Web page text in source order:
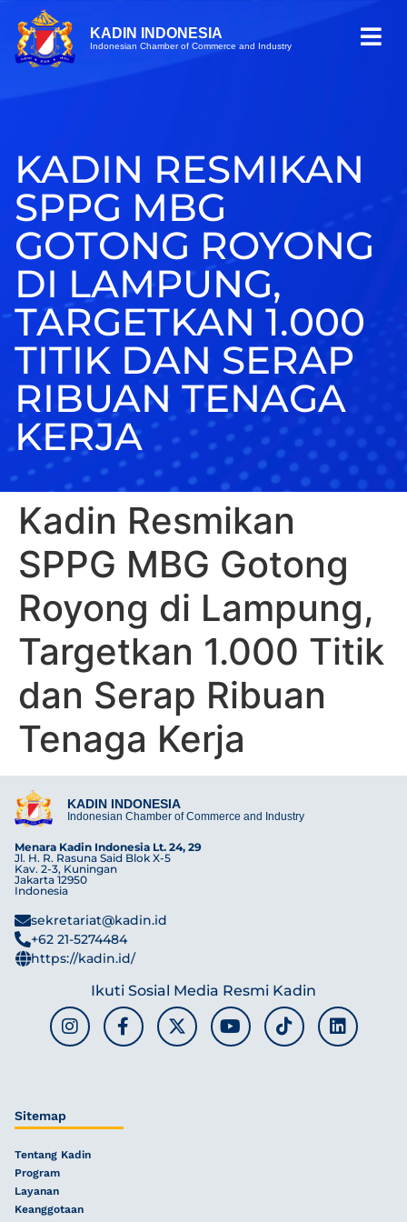
KADIN INDONESIA
Indonesian Chamber of Commerce and Industry
KADIN RESMIKAN
SPPG MBG
GOTONG ROYONG
DI LAMPUNG,
TARGETKAN 1.000
TITIK DAN SERAP
RIBUAN TENAGA
KERJA
Kadin Resmikan
SPPG MBG Gotong
Royong di Lampung,
Targetkan 1.000 Titik
dan Serap Ribuan
Tenaga Kerja
KADIN INDONESIA
Indonesian Chamber of Commerce and Industry
Menara Kadin Indonesia Lt. 24, 29
Jl. H. R. Rasuna Said Blok X-5
Kav. 2-3, Kuningan
Jakarta 12950
Indonesia
sekretariat@kadin.id
+62 21-5274484
https://kadin.id/
Ikuti Sosial Media Resmi Kadin
Sitemap
Tentang Kadin
Program
Layanan
Keanggotaan